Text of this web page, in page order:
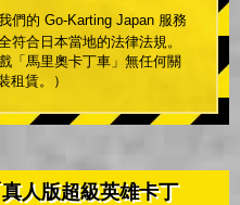
們的 Go-Karting Japan 服務
符合日本當地的法律法規。
「馬里奧卡丁車」無任何關
租賃。）
人版超級英雄卡丁